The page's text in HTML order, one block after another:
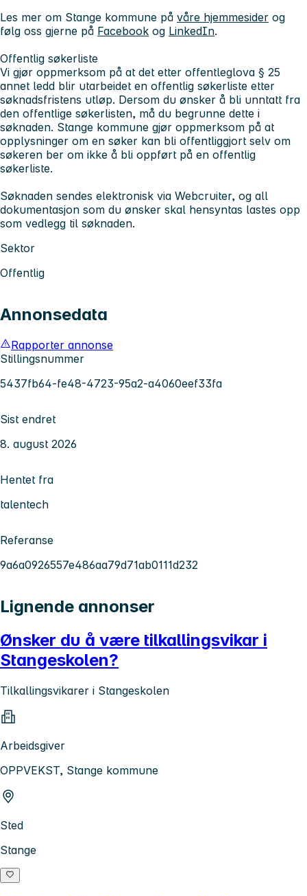
Les mer om Stange kommune på våre hjemmesider og
følg oss gjerne på Facebook og LinkedIn.
Offentlig søkerliste
Vi gjør oppmerksom på at det etter offentleglova § 25
annet ledd blir utarbeidet en offentlig søkerliste etter
søknadsfristens utløp. Dersom du ønsker å bli unntatt fra
den offentlige søkerlisten, må du begrunne dette i
søknaden. Stange kommune gjør oppmerksom på at
opplysninger om en søker kan bli offentliggjort selv om
søkeren ber om ikke å bli oppført på en offentlig
søkerliste.
Søknaden sendes elektronisk via Webcruiter, og all
dokumentasjon som du ønsker skal hensyntas lastes opp
som vedlegg til søknaden.
Sektor
Offentlig
Annonsedata
Rapporter annonse
Stillingsnummer
5437fb64-fe48-4723-95a2-a4060eef33fa
Sist endret
8. august 2026
Hentet fra
talentech
Referanse
9a6a0926557e486aa79d71ab0111d232
Lignende annonser
Ønsker du å være tilkallingsvikar i
Stangeskolen?
Tilkallingsvikarer i Stangeskolen
Arbeidsgiver
OPPVEKST, Stange kommune
Sted
Stange